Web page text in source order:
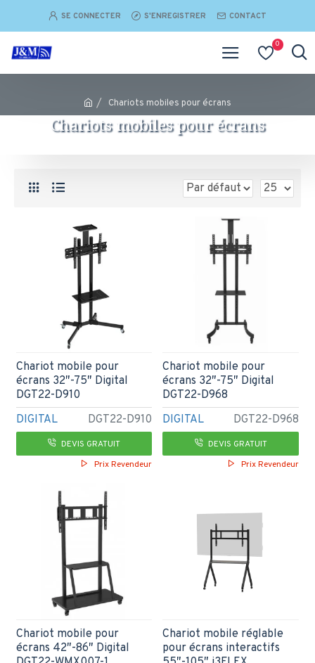
SE CONNECTER S'ENREGISTRER CONTACT
0
Chariots mobiles pour écrans
Chariots mobiles pour écrans
DIGITAL DGT22-D910
Chariot mobile pour
écrans 32″-75″ Digital
DGT22-D910
DEVIS GRATUIT
Prix Revendeur
DIGITAL DGT22-D968
Chariot mobile pour
écrans 32″-75″ Digital
DGT22-D968
DEVIS GRATUIT
Prix Revendeur
Chariot mobile pour
écrans 42″-86″ Digital
Chariot mobile réglable
pour écrans interactifs